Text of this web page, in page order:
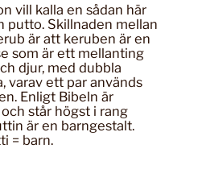
vill kalla en sådan här
putto. Skillnaden mellan
är att keruben är en
som är ett mellanting
djur, med dubbla
varav ett par används
Enligt Bibeln är
står högst i rang
är en barngestalt.
= barn.